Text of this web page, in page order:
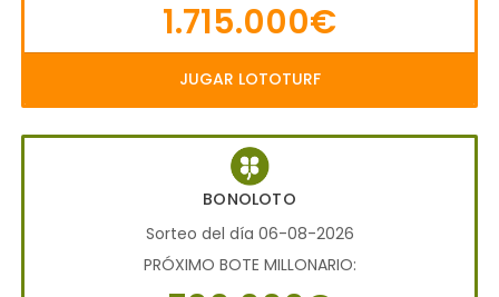
1.715.000€
JUGAR LOTOTURF
BONOLOTO
Sorteo del día 06-08-2026
PRÓXIMO BOTE MILLONARIO: